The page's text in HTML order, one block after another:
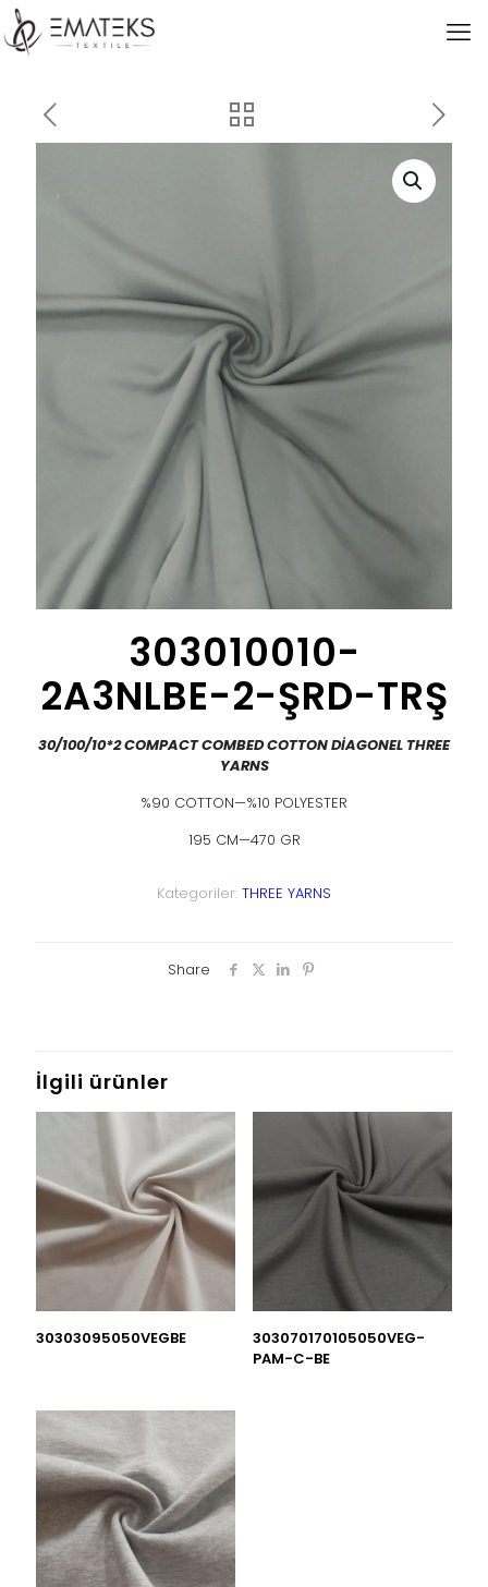
303010010-
2A3NLBE-2-ŞRD-TRŞ
30/100/10*2 COMPACT COMBED COTTON DİAGONEL THREE
YARNS
%90 COTTON—%10 POLYESTER
195 CM—470 GR
Kategoriler: THREE YARNS
Share
İlgili ürünler
30303095050VEGBE
303070170105050VEG-
PAM-C-BE